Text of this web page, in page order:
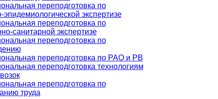
переподготовка по
эпидемиологической экспертизе
переподготовка по
санитарной экспертизе
переподготовка по
переподготовка по РАО и РВ
переподготовка технологиям
переподготовка по
труда